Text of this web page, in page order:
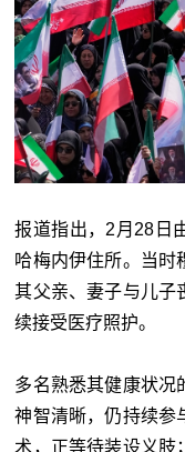
报道指出，2月28日
哈梅内伊住所。当时
其父亲、妻子与儿子
续接受医疗照护。
多名熟悉其健康状况
神智清晰，仍持续参
术，正等待装设义肢